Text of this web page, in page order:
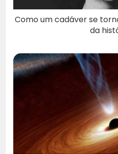
Como um cadáver se
da